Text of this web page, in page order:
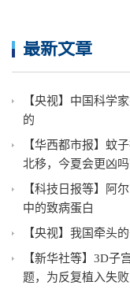
最新文章
【央视】中国科学
的
【华西都市报】蚊
北移，今夏会更凶吗
【科技日报等】阿
中的致病蛋白
【央视】我国牵头
【新华社等】3D子
题，为反复植入失